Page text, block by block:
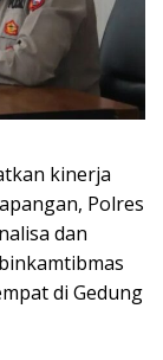
kinerja
Polres
dan
di Gedung